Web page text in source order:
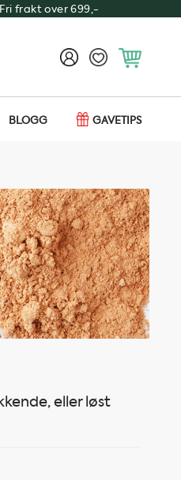
Fri frakt over 699,-
BLOGG GAVETIPS
eller løst